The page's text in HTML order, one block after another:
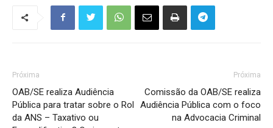
Próxima
OAB/SE realiza Audiência
Pública para tratar sobre o Rol
da ANS – Taxativo ou
Próxima
Comissão da OAB/SE realiza
Audiência Pública com o foco
na Advocacia Criminal